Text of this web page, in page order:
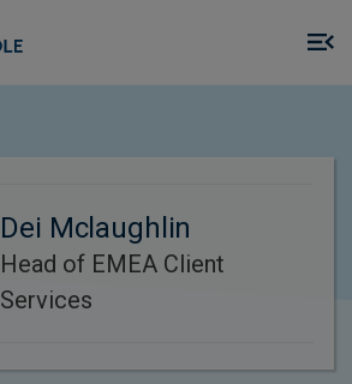
Dei Mclaughlin
Head of EMEA Client
Services